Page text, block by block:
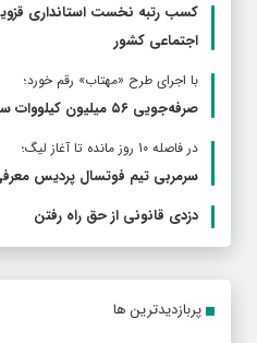
کسب رتبه نخست استانداری
اجتماعی کشور
با اجرای طرح «مهتاب» رقم خورد؛
صرفه‌جویی ۵۶ میلیون کیلووات‌ ساعت برق در استان
در فاصله 10 روز مانده تا آغاز لیگ؛
سرمربی تیم فوتسال پردیس
دزدی قانونی از حق راه رفتن
پربازدیدترین ها